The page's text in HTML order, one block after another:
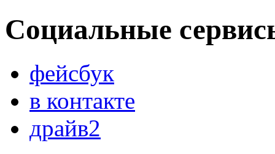
Социальные
фейсбук
в контакте
драйв2